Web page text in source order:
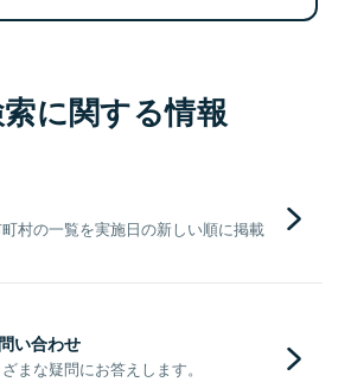
に関する情報
村の一覧を実施日の新しい順に掲載
い合わせ
まな疑問にお答えします。